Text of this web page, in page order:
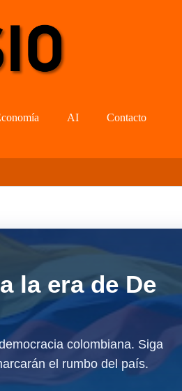
AI Contacto
la era de De
colombiana. Siga
el rumbo del país.